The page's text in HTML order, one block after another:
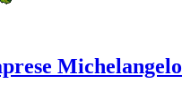
Michelangelo